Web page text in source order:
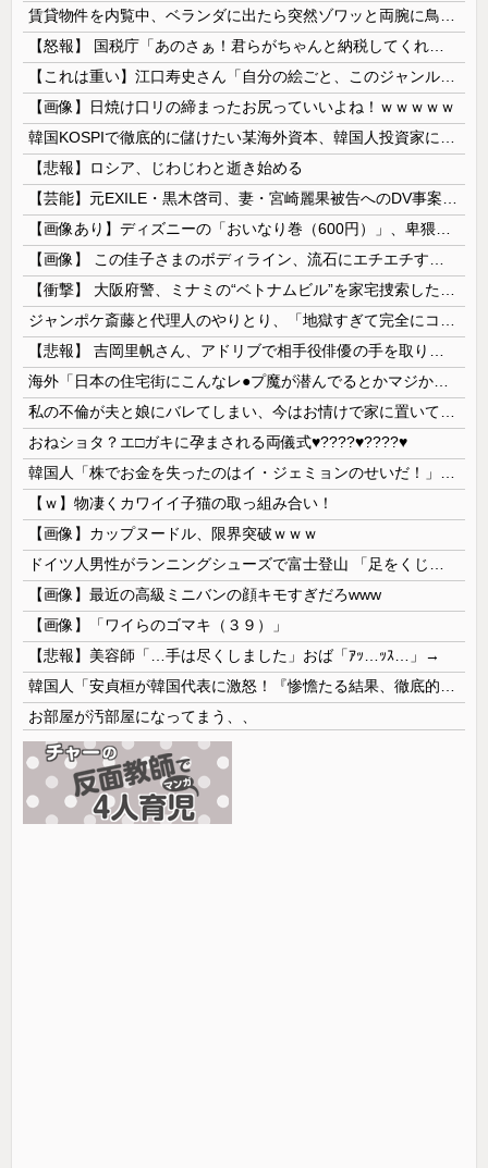
【画像】日焼け口リの締まったお尻っていいよね！ｗｗｗｗｗ
【悲報】ロシア、じわじわと逝き始める
おねショタ？エ□ガキに孕まされる両儀式♥️????♥️????♥️
【ｗ】物凄くカワイイ子猫の取っ組み合い！
【画像】カップヌードル、限界突破ｗｗｗ
【画像】最近の高級ミニバンの顔キモすぎだろwww
【画像】「ワイらのゴマキ（３９）」
【悲報】美容師「…手は尽くしました」おば「ｱｯ…ｯｽ…」→
お部屋が汚部屋になってまう、、